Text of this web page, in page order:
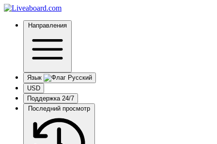
Направления
Язык
USD
Поддержка 24/7
Последний просмотр